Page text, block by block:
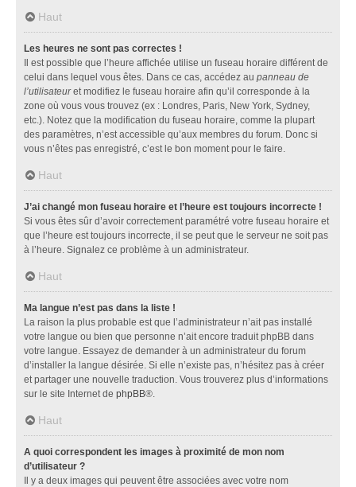
Haut
Les heures ne sont pas correctes !
Il est possible que l’heure affichée utilise un fuseau horaire différent de
celui dans lequel vous êtes. Dans ce cas, accédez au panneau de
l’utilisateuret modifiez le fuseau horaire afin qu’il corresponde à la
zone où vous vous trouvez (ex : Londres, Paris, New York, Sydney,
etc.). Notez que la modification du fuseau horaire, comme la plupart
des paramètres, n’est accessible qu’aux membres du forum. Donc si
vous n’êtes pas enregistré, c’est le bon moment pour le faire.
Haut
J’ai changé mon fuseau horaire et l’heure est toujours incorrecte !
Si vous êtes sûr d’avoir correctement paramétré votre fuseau horaire et
que l’heure est toujours incorrecte, il se peut que le serveur ne soit pas
à l’heure. Signalez ce problème à un administrateur.
Haut
Ma langue n’est pas dans la liste !
La raison la plus probable est que l’administrateur n’ait pas installé
votre langue ou bien que personne n’ait encore traduit phpBB dans
votre langue. Essayez de demander à un administrateur du forum
d’installer la langue désirée. Si elle n’existe pas, n’hésitez pas à créer
et partager une nouvelle traduction. Vous trouverez plus d’informations
sur le site Internet de phpBB®.
Haut
A quoi correspondent les images à proximité de mon nom
d’utilisateur ?
Il y a deux images qui peuvent être associées avec votre nom